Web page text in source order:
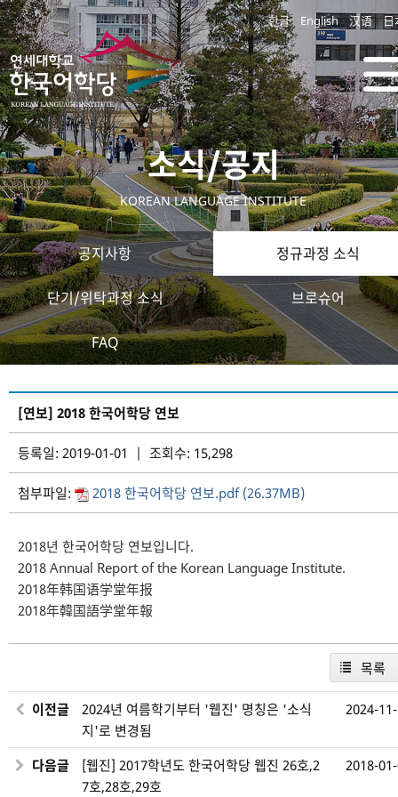
한글 English 汉语 日
소식/공지
KOREAN LANGUAGE INSTITUTE
공지사항 정규과정 소식
단기/위탁과정 소식 브로슈어
FAQ
[연보] 2018 한국어학당 연보
등록일: 2019-01-01 | 조회수: 15,298
첨부파일: 2018 한국어학당 연보.pdf (26.37MB)
2018년 한국어학당 연보입니다.
2018 Annual Report of the Korean Language Institute.
2018年韩国语学堂年报
2018年韓国語学堂年報
목록
이전글
2024년 여름학기부터 '웹진' 명칭은 '소식
지'로 변경됨
2024-
다음글
[웹진] 2017학년도 한국어학당 웹진 26호,2
7호,28호,29호
2018-